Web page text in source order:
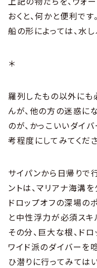
おくと、何かと便利です。
船の形によっては、水
＊
羅列したもの以外に
んが、他の方の迷惑に
のが、かっこいいダイ
考程度にしてみてくださ
サイパンから日帰りで
ントは、マリアナ海溝
ドロップオフの深場の
と中性浮力が必須スキ
その分、巨大な根、ドロ
ワイド派のダイバーを
ひ潜りに行ってみては